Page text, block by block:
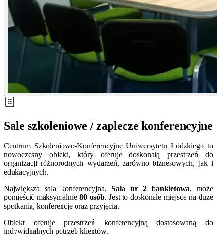
Sale szkoleniowe / zaplecze konferencyjne
Centrum Szkoleniowo-Konferencyjne Uniwersytetu Łódzkiego to
nowoczesny obiekt, który oferuje doskonałą przestrzeń do
organizacji różnorodnych wydarzeń, zarówno biznesowych, jak i
edukacyjnych.
Największa sala konferencyjna, Sala nr 2 bankietowa, może
pomieścić maksymalnie 80 osób. Jest to doskonałe miejsce na duże
spotkania, konferencje oraz przyjęcia.
Obiekt oferuje przestrzeń konferencyjną dostosowaną do
indywidualnych potrzeb klientów.